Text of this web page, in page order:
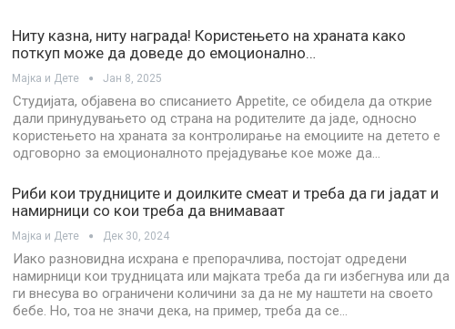
Ниту казна, ниту награда! Користењето на храната како
поткуп може да доведе до емоционално…
Мајка и Дете Јан 8, 2025
Студијата, објавена во списанието Appetite, се обидела да открие
дали принудувањето од страна на родителите да јаде, односно
користењето на храната за контролирање на емоциите на детето е
одговорно за емоционалното прејадување кое може да…
Риби кои трудниците и доилките смеат и треба да ги јадат и
намирници со кои треба да внимаваат
Мајка и Дете Дек 30, 2024
Иако разновидна исхрана е препорачлива, постојат одредени
намирници кои трудницата или мајката треба да ги избегнува или да
ги внесува во ограничени количини за да не му наштети на своето
бебе. Но, тоа не значи дека, на пример, треба да се…